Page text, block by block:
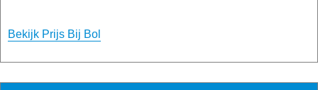
Bekijk Prijs Bij Bol